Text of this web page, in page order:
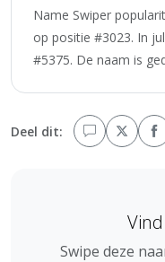
Name Swiper
op positie #3023. In
#5375. De naam is
Deel dit:
Swipe deze